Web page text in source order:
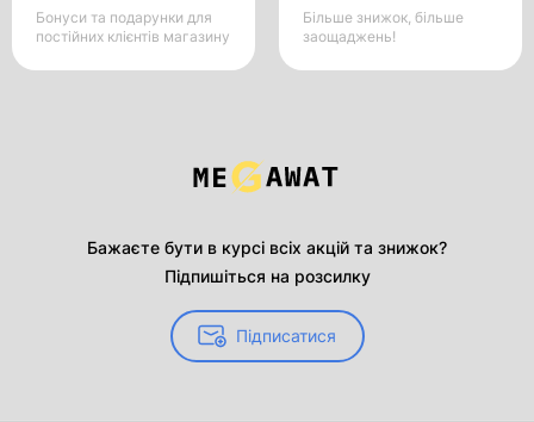
Бонуси та подарунки для
постійних клієнтів магазину
Більше знижок, більше
заощаджень!
Бажаєте бути в курсі всіх акцій та знижок?
Підпишіться на розсилку
Підписатися